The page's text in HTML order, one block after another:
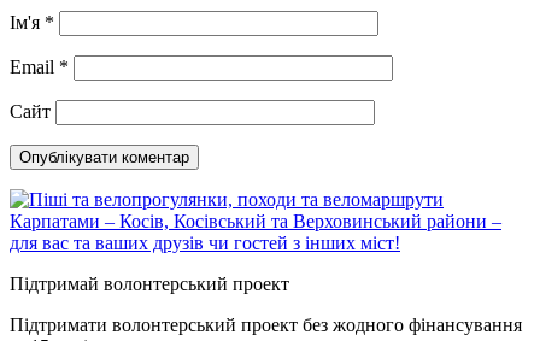
Ім'я *
Email *
Сайт
Підтримай волонтерський проект
Підтримати волонтерський проект без жодного фінансування